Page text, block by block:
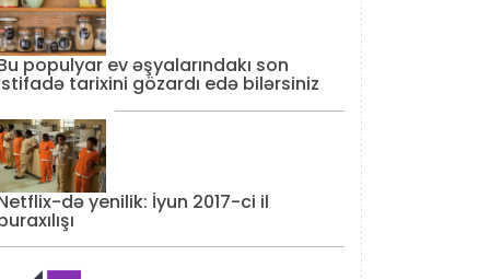
populyar ev əşyalarındakı son
tarixini gözardı edə bilərsiniz
də yenilik: İyun 2017-ci il